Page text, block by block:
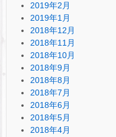
2019年2月
2019年1月
2018年12月
2018年11月
2018年10月
2018年9月
2018年8月
2018年7月
2018年6月
2018年5月
2018年4月